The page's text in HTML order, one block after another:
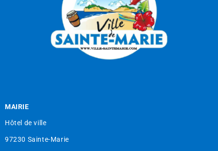
MAIRIE
Hôtel de ville
97230 Sainte-Marie